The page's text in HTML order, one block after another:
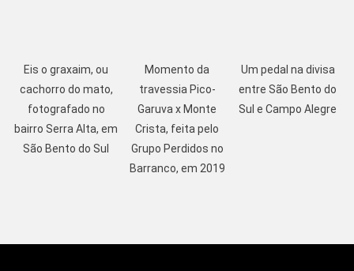
Eis o graxaim, ou
cachorro do mato,
fotografado no
bairro Serra Alta, em
São Bento do Sul
Momento da
travessia Pico-
Garuva x Monte
Crista, feita pelo
Grupo Perdidos no
Barranco, em 2019
Um pedal na divisa
entre São Bento do
Sul e Campo Alegre